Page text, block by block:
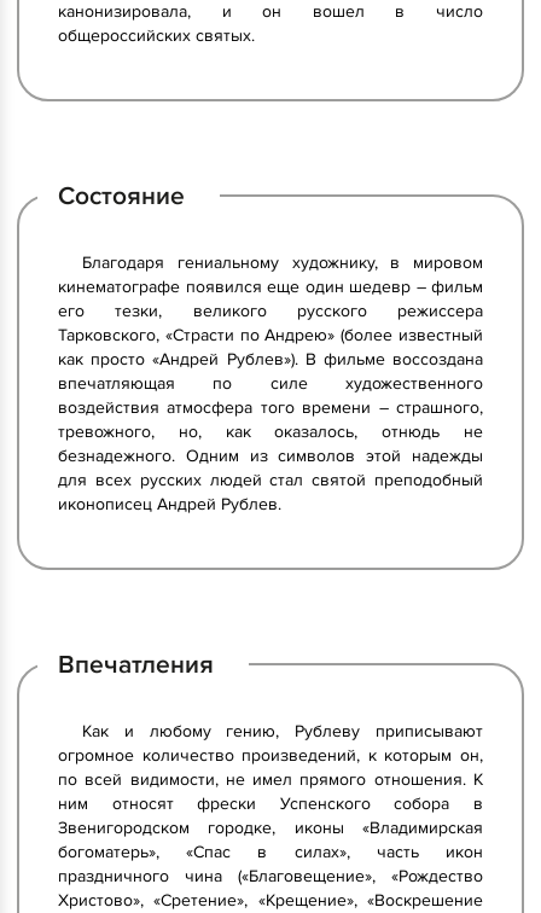
канонизировала, и он вошел в число
общероссийских святых.
Состояние
Благодаря гениальному художнику, в мировом
кинематографе появился еще один шедевр – фильм
его тезки, великого русского режиссера
Тарковского, «Страсти по Андрею» (более известный
как просто «Андрей Рублев»). В фильме воссоздана
впечатляющая по силе художественного
воздействия атмосфера того времени – страшного,
тревожного, но, как оказалось, отнюдь не
безнадежного. Одним из символов этой надежды
для всех русских людей стал святой преподобный
иконописец Андрей Рублев.
Впечатления
Как и любому гению, Рублеву приписывают
огромное количество произведений, к которым он,
по всей видимости, не имел прямого отношения. К
ним относят фрески Успенского собора в
Звенигородском городке, иконы «Владимирская
богоматерь», «Спас в силах», часть икон
праздничного чина («Благовещение», «Рождество
Христово», «Сретение», «Крещение», «Воскрешение